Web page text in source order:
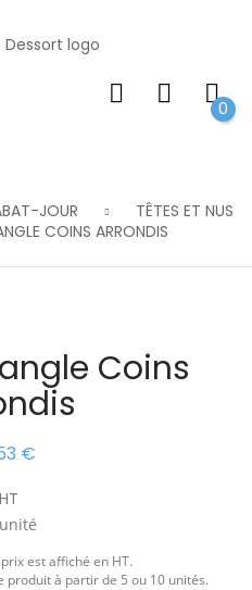
0
JOUR
TÊTES ET NUS
COINS ARRONDIS
Coins
€
HT
est affiché en HT.
à partir de 5 ou 10 unités.